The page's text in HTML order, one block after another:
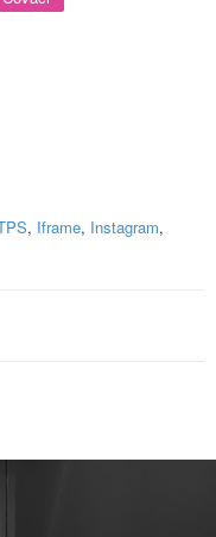
, Iframe, Instagram,